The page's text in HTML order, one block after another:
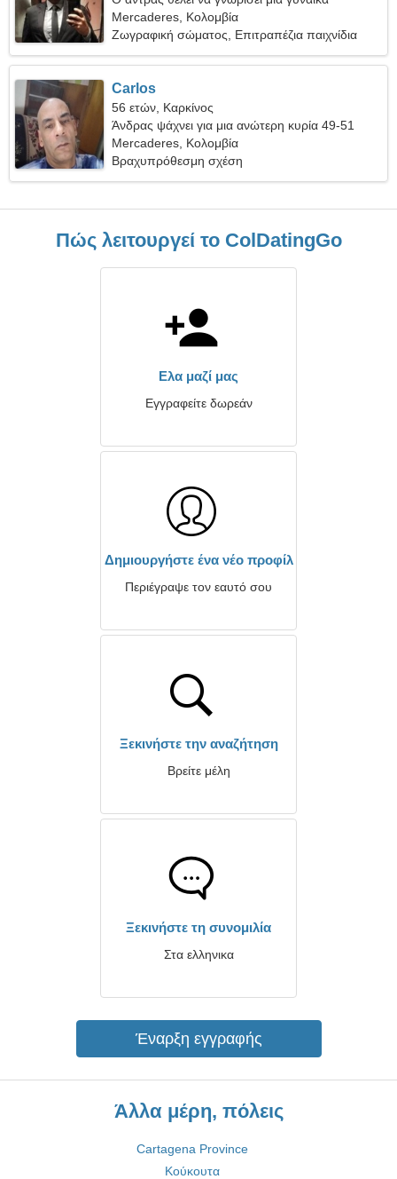
Mercaderes, Κολομβία
Ζωγραφική σώματος, Επιτραπέζια παιχνίδια
Carlos
56 ετών, Καρκίνος
Άνδρας ψάχνει για μια ανώτερη κυρία 49-51
Mercaderes, Κολομβία
Βραχυπρόθεσμη σχέση
Πώς λειτουργεί το ColDatingGo
Ελα μαζί μας
Εγγραφείτε δωρεάν
Δημιουργήστε ένα νέο προφίλ
Περιέγραψε τον εαυτό σου
Ξεκινήστε την αναζήτηση
Βρείτε μέλη
Ξεκινήστε τη συνομιλία
Στα ελληνικα
Έναρξη εγγραφής
Άλλα μέρη, πόλεις
Cartagena Province
Κούκουτα